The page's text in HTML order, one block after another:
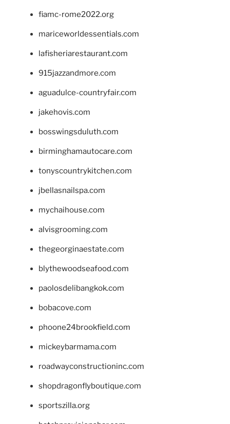
fiamc-rome2022.org
mariceworldessentials.com
lafisheriarestaurant.com
915jazzandmore.com
aguadulce-countryfair.com
jakehovis.com
bosswingsduluth.com
birminghamautocare.com
tonyscountrykitchen.com
jbellasnailspa.com
mychaihouse.com
alvisgrooming.com
thegeorginaestate.com
blythewoodseafood.com
paolosdelibangkok.com
bobacove.com
phoone24brookfield.com
mickeybarmama.com
roadwayconstructioninc.com
shopdragonflyboutique.com
sportszilla.org